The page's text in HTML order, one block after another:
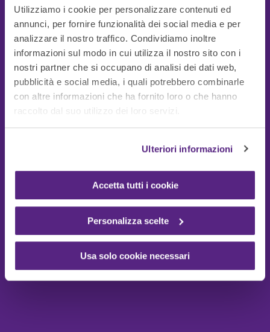
Utilizziamo i cookie per personalizzare contenuti ed
annunci, per fornire funzionalità dei social media e per
analizzare il nostro traffico. Condividiamo inoltre
informazioni sul modo in cui utilizza il nostro sito con i
nostri partner che si occupano di analisi dei dati web,
pubblicità e social media, i quali potrebbero combinarle
con altre informazioni che ha fornito loro o che hanno
raccolto dal suo utilizzo dei loro servizi.
Ulteriori informazioni
Accetta tutti i cookie
Personalizza scelte
Usa solo cookie necessari
Guide Utili